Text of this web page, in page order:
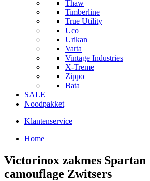
Thaw
Timberline
True Utility
Uco
Urikan
Varta
Vintage Industries
X-Treme
Zippo
Bata
SALE
Noodpakket
Klantenservice
Home
Victorinox zakmes Spartan
camouflage Zwitsers